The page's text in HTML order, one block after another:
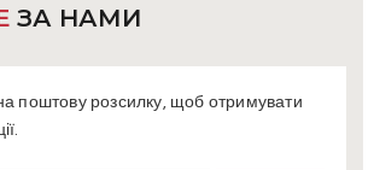
ЗА НАМИ
поштову розсилку, щоб отримувати